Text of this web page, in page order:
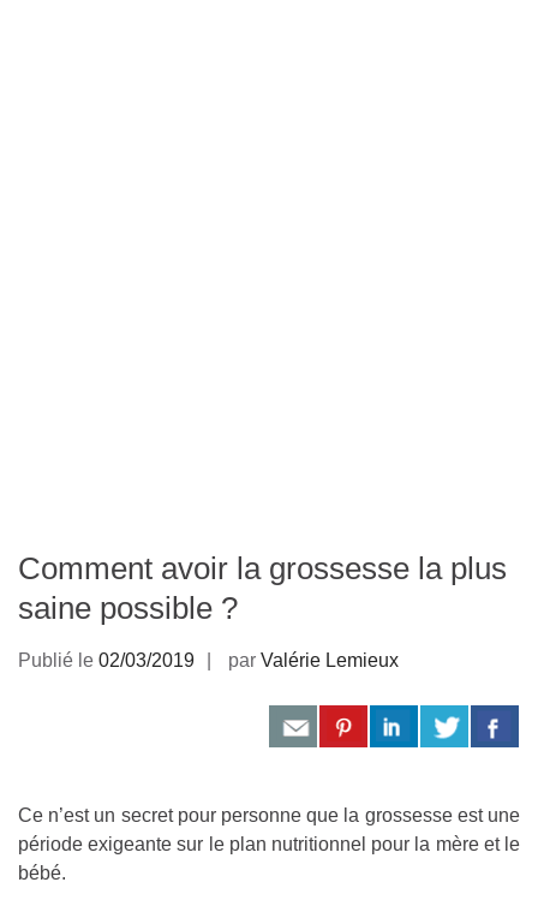
Comment avoir la grossesse la plus
saine possible ?
Publié le 02/03/2019 par Valérie Lemieux
Ce n’est un secret pour personne que la grossesse est une
période exigeante sur le plan nutritionnel pour la mère et le
bébé.